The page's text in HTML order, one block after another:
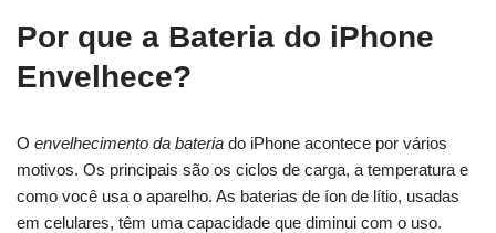
Por que a Bateria do iPhone
Envelhece?
O envelhecimento da bateria do iPhone acontece por vários
motivos. Os principais são os ciclos de carga, a temperatura e
como você usa o aparelho. As baterias de íon de lítio, usadas
em celulares, têm uma capacidade que diminui com o uso.